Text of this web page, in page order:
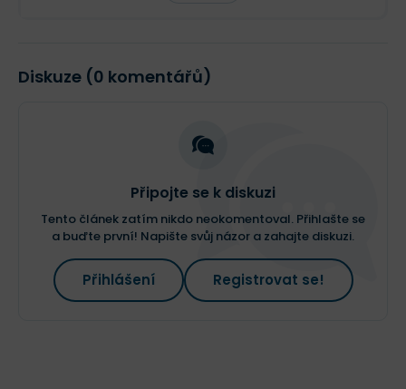
Diskuze (0 komentářů)
Připojte se k diskuzi
Tento článek zatím nikdo neokomentoval. Přihlašte se
a buďte první! Napište svůj názor a zahajte diskuzi.
Přihlášení Registrovat se!